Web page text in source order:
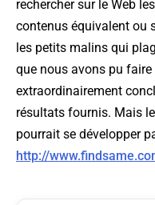
rechercher sur le Web
contenus équivalent ou
les petits malins qui
que nous avons pu
extraordinairement
résultats fournis. Mais
pourrait se développer
http://